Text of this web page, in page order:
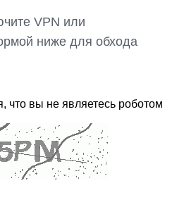
VPN или
ниже для обхода
что вы не являетесь роботом